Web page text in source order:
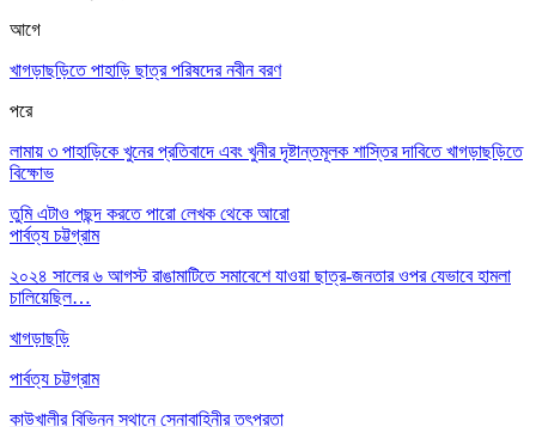
আগে
খাগড়াছড়িতে পাহাড়ি ছাত্র পরিষদের নবীন বরণ
পরে
লামায় ৩ পাহাড়িকে খুনের প্রতিবাদে এবং খুনীর দৃষ্টান্তমূলক শাস্তির দাবিতে খাগড়াছড়িতে
বিক্ষোভ
তুমি এটাও পছন্দ করতে পারো লেখক থেকে আরো
পার্বত্য চট্টগ্রাম
২০২৪ সালের ৬ আগস্ট রাঙামাটিতে সমাবেশে যাওয়া ছাত্র-জনতার ওপর যেভাবে হামলা
চালিয়েছিল…
খাগড়াছড়ি
পার্বত্য চট্টগ্রাম
কাউখালীর বিভিন্ন স্থানে সেনাবাহিনীর তৎপরতা